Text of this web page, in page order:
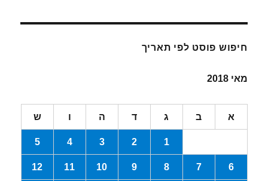
חיפוש פוסט לפי תאריך
מאי 2018
א ב ג ד ה ו ש
1
2
3
4
5
6
7
8
9
10
11
12